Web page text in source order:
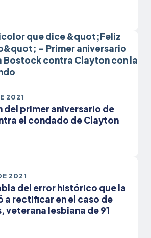
2021
del primer aniversario de
el condado de Clayton
2021
del error histórico que la
a rectificar en el caso de
veterana lesbiana de 91